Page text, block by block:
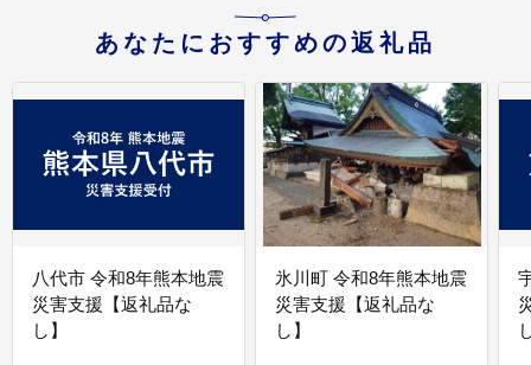
あなたにおすすめの返礼品
八代市 令和8年熊本地震
災害支援【返礼品な
し】
氷川町 令和8年熊本地震
災害支援【返礼品な
し】